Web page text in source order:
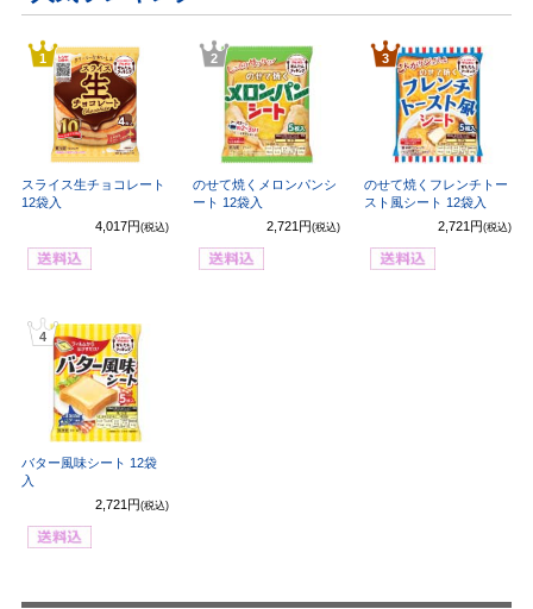
1
スライス生チョコレート
12袋入
4,017円 (税込)
2
のせて焼くメロンパンシ
ート 12袋入
2,721円 (税込)
3
のせて焼くフレンチトー
スト風シート 12袋入
2,721円(税込)
4
バター風味シート 12袋
入
2,721円 (税込)